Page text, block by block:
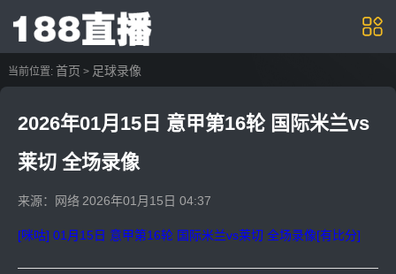
当前位置: 首页 > 足球录像
2026年01月15日 意甲第16轮 国际米兰vs
莱切 全场录像
来源：网络 2026年01月15日 04:37
[咪咕] 01月15日 意甲第16轮 国际米兰vs莱切 全场录像[有比分]